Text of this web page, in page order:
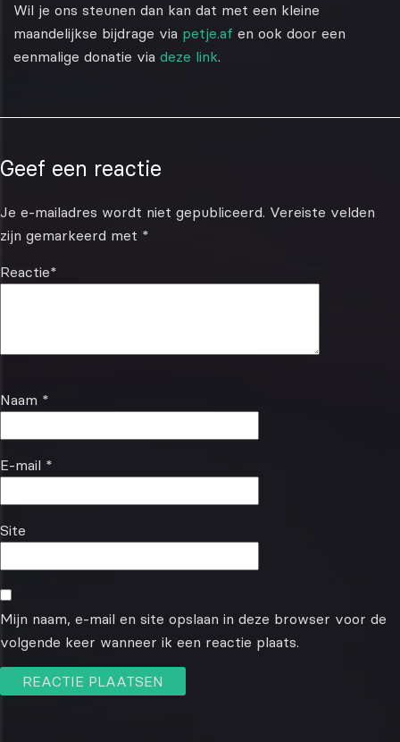
Wil je ons steunen dan kan dat met een kleine
maandelijkse bijdrage via petje.af en ook door een
eenmalige donatie via deze link.
Geef een reactie
Je e-mailadres wordt niet gepubliceerd. Vereiste velden
zijn gemarkeerd met *
Reactie*
Naam *
E-mail *
Site
Mijn naam, e-mail en site opslaan in deze browser voor de
volgende keer wanneer ik een reactie plaats.